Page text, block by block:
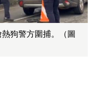
狗警方圍捕。（圖